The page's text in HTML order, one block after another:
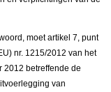
moet artikel 7, punt
nr. 1215/2012 van het
2012 betreffende de
van